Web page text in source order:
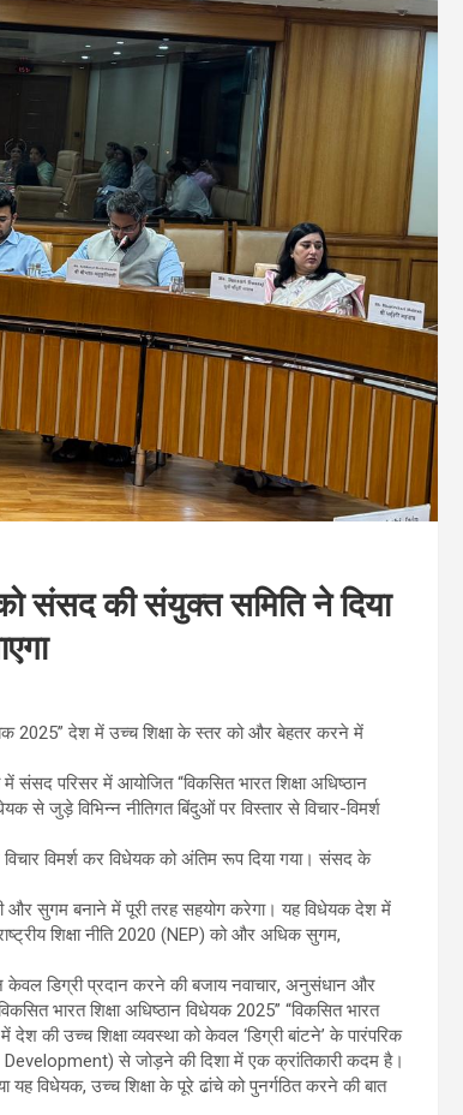
संसद की संयुक्त समिति ने दिया
2025” देश में उच्च शिक्षा के स्तर को और बेहतर करने में
परिसर में आयोजित “विकसित भारत शिक्षा अधिष्ठान
से जुड़े विभिन्न नीतिगत बिंदुओं पर विस्तार से विचार-विमर्श
विमर्श कर विधेयक को अंतिम रूप दिया गया। संसद के
और सुगम बनाने में पूरी तरह सहयोग करेगा। यह विधेयक देश में
शिक्षा नीति 2020 (NEP) को और अधिक सुगम,
केवल डिग्री प्रदान करने की बजाय नवाचार, अनुसंधान और
भारत शिक्षा अधिष्ठान विधेयक 2025” “विकसित भारत
की उच्च शिक्षा व्यवस्था को केवल ‘डिग्री बांटने’ के पारंपरिक
से जोड़ने की दिशा में एक क्रांतिकारी कदम है।
यह विधेयक, उच्च शिक्षा के पूरे ढांचे को पुनर्गठित करने की बात